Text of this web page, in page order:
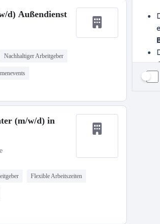
d) Außendienst
Nachhaltiger Arbeitgeber
(m/w/d) in
Flexible Arbeitszeiten